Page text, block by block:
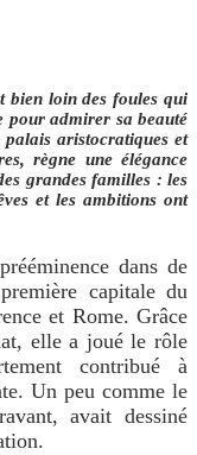
bien loin des foules qui
pour admirer sa beauté
aristocratiques et
règne une élégance
grandes familles : les
et les ambitions ont
dans de
capitale du
et Rome. Grâce
elle a joué le rôle
contribué à
Un peu comme le
avait dessiné